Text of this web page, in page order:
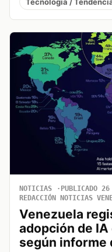
NOTICIAS PUBLICADO
REDACCIÓN NOTICIAS
Venezuela
adopción de
según informe